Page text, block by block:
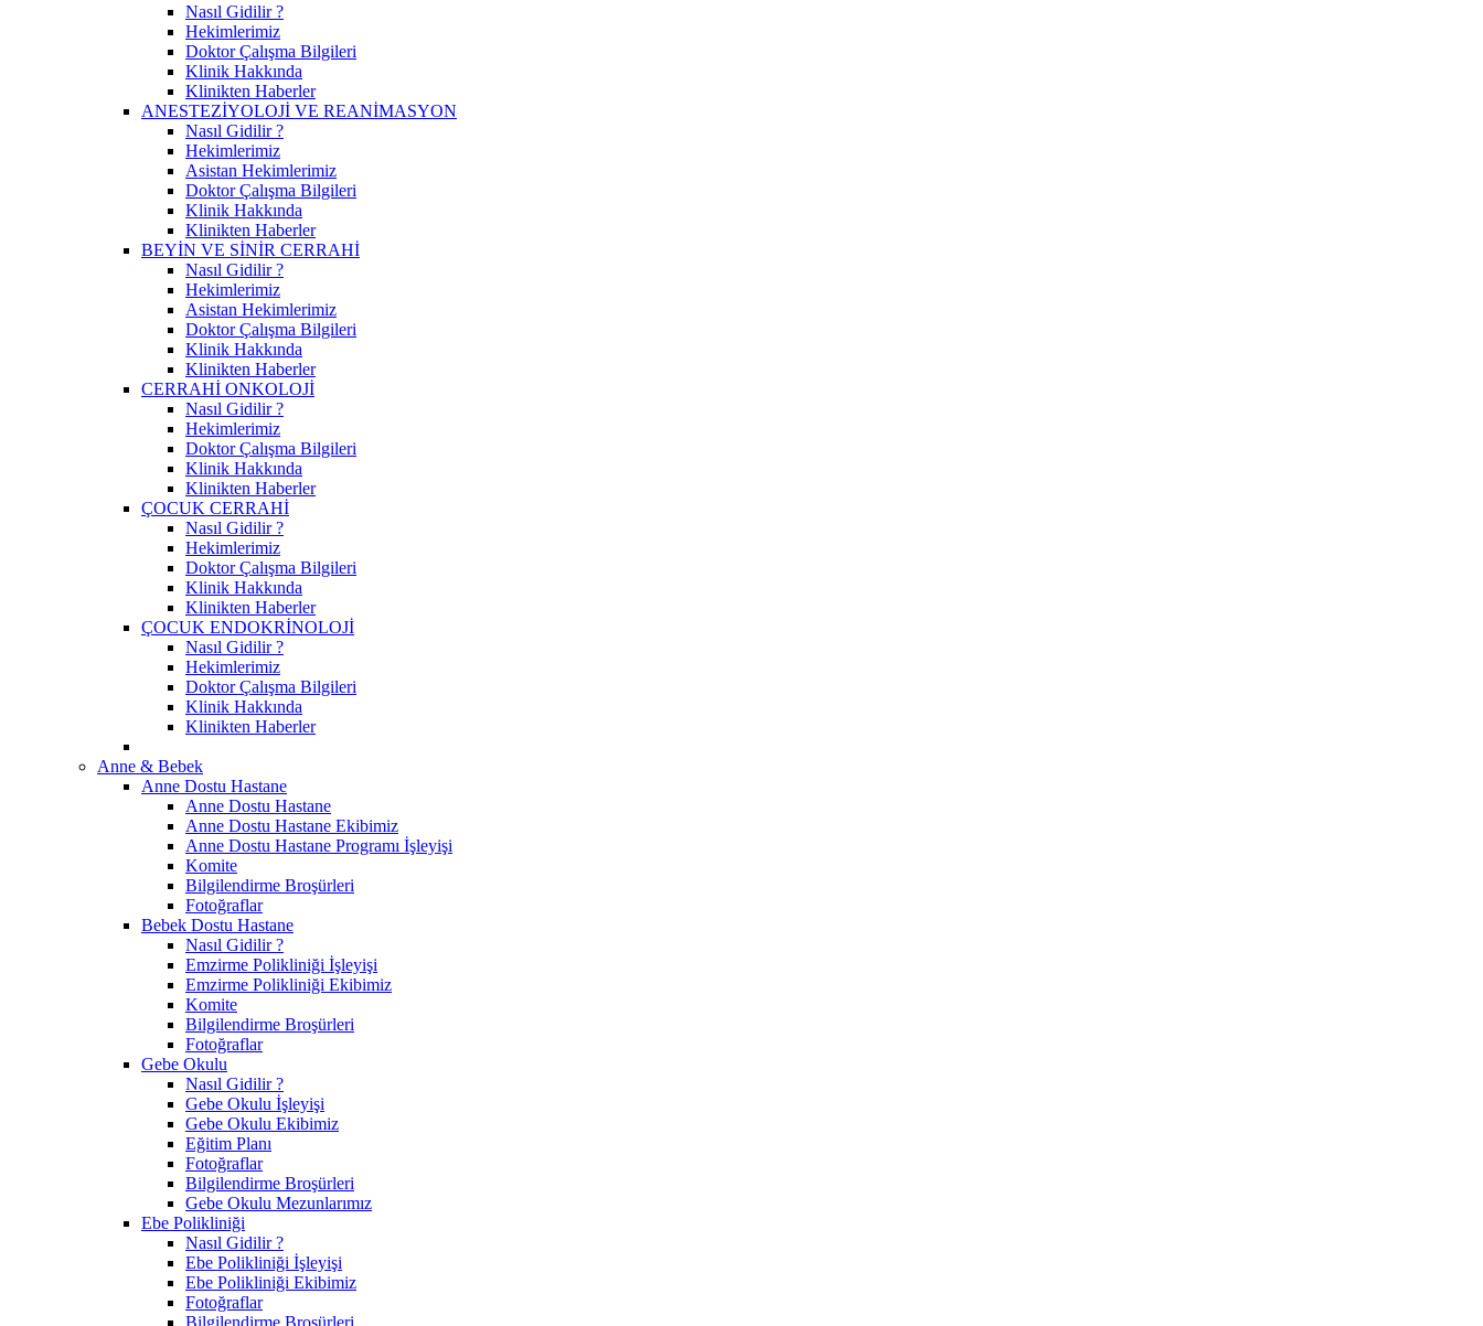
Nasıl Gidilir ?
Hekimlerimiz
Doktor Çalışma Bilgileri
Klinik Hakkında
Klinikten Haberler
ANESTEZİYOLOJİ VE REANİMASYON
Nasıl Gidilir ?
Hekimlerimiz
Asistan Hekimlerimiz
Doktor Çalışma Bilgileri
Klinik Hakkında
Klinikten Haberler
BEYİN VE SİNİR CERRAHİ
Nasıl Gidilir ?
Hekimlerimiz
Asistan Hekimlerimiz
Doktor Çalışma Bilgileri
Klinik Hakkında
Klinikten Haberler
CERRAHİ ONKOLOJİ
Nasıl Gidilir ?
Hekimlerimiz
Doktor Çalışma Bilgileri
Klinik Hakkında
Klinikten Haberler
ÇOCUK CERRAHİ
Nasıl Gidilir ?
Hekimlerimiz
Doktor Çalışma Bilgileri
Klinik Hakkında
Klinikten Haberler
ÇOCUK ENDOKRİNOLOJİ
Nasıl Gidilir ?
Hekimlerimiz
Doktor Çalışma Bilgileri
Klinik Hakkında
Klinikten Haberler
Anne & Bebek
Anne Dostu Hastane
Anne Dostu Hastane
Anne Dostu Hastane Ekibimiz
Anne Dostu Hastane Programı İşleyişi
Komite
Bilgilendirme Broşürleri
Fotoğraflar
Bebek Dostu Hastane
Nasıl Gidilir ?
Emzirme Polikliniği İşleyişi
Emzirme Polikliniği Ekibimiz
Komite
Bilgilendirme Broşürleri
Fotoğraflar
Gebe Okulu
Nasıl Gidilir ?
Gebe Okulu İşleyişi
Gebe Okulu Ekibimiz
Eğitim Planı
Fotoğraflar
Bilgilendirme Broşürleri
Gebe Okulu Mezunlarımız
Ebe Polikliniği
Nasıl Gidilir ?
Ebe Polikliniği İşleyişi
Ebe Polikliniği Ekibimiz
Fotoğraflar
Bilgilendirme Broşürleri